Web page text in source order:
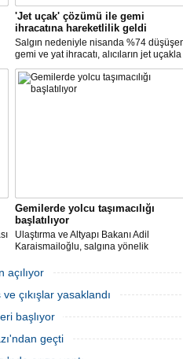
'Jet uçak' çözümü ile gemi
ihracatına hareketlilik geldi
Salgın nedeniyle nisanda %74
gemi ve yat ihracatı, alıcıların jet uçakla
Türkiye'ye getirilmesi ile mayısta yüzde
7.8 arttı. Gemi inşa, geçen ay ihracatını
artıran iki sektörden biri oldu.
Gemilerde yolcu taşımacılığı
başlatılıyor
Ulaştırma ve Altyapı Bakanı Adil
Karaismailoğlu, salgına yönelik
sonucu normalleşme sürecinin hayata
geçirildiğini ve turistik amaçlı gemiler ve
gezinti gemilerinde yolcu taşımacılığını
açılıyor
çıkışlar yasaklandı
başlıyor
geçti